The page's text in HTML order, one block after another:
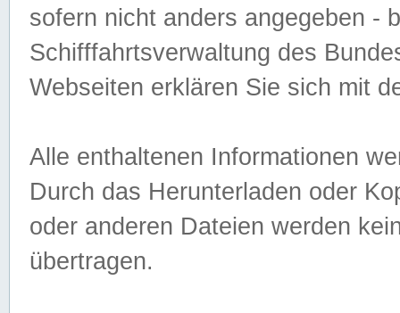
sofern nicht anders angegeben -
Schifffahrtsverwaltung des
Webseiten erklären Sie sich mit
Alle enthaltenen Informationen
Durch das Herunterladen oder
oder anderen Dateien werden
übertragen.